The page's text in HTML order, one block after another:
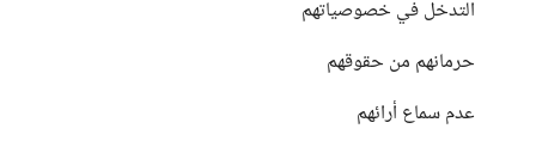
التدخل في خصوصياتهم
حرمانهم من حقوقهم
عدم سماع أرائهم